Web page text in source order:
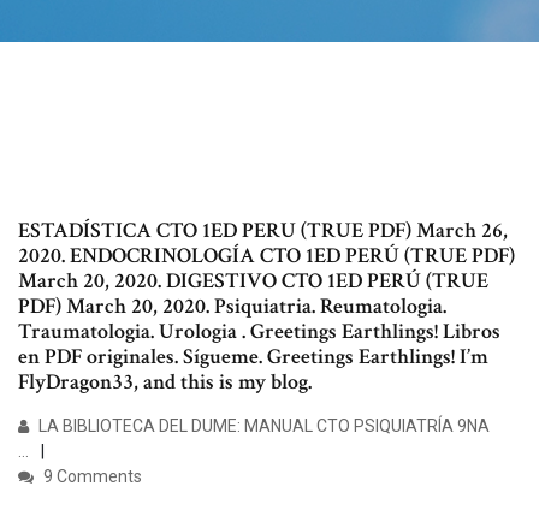
ESTADÍSTICA CTO 1ED PERU (TRUE PDF) March 26,
2020. ENDOCRINOLOGÍA CTO 1ED PERÚ (TRUE PDF)
March 20, 2020. DIGESTIVO CTO 1ED PERÚ (TRUE
PDF) March 20, 2020. Psiquiatria. Reumatologia.
Traumatologia. Urologia . Greetings Earthlings! Libros
en PDF originales. Sígueme. Greetings Earthlings! I’m
FlyDragon33, and this is my blog.
LA BIBLIOTECA DEL DUME: MANUAL CTO PSIQUIATRÍA 9NA
…
9 Comments